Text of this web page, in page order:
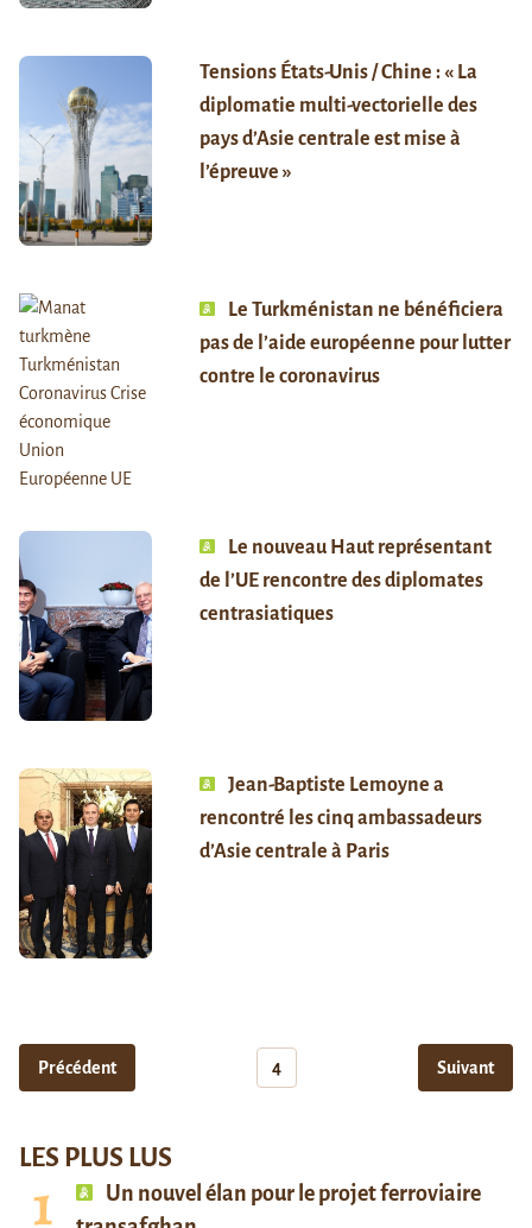
Tensions États-Unis / Chine : « La
diplomatie multi-vectorielle des
pays d’Asie centrale est mise à
l’épreuve »
Le Turkménistan ne bénéficiera
pas de l’aide européenne pour lutter
contre le coronavirus
Le nouveau Haut représentant
de l’UE rencontre des diplomates
centrasiatiques
Jean-Baptiste Lemoyne a
rencontré les cinq ambassadeurs
d’Asie centrale à Paris
Précédent 4 Suivant
LES PLUS LUS
Un nouvel élan pour le projet ferroviaire